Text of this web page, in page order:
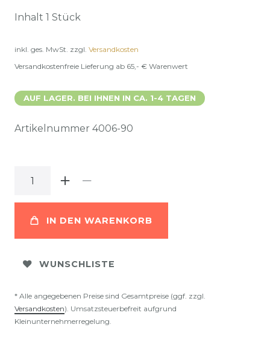
Inhalt 1 Stück
inkl. ges. MwSt. zzgl. Versandkosten
Versandkostenfreie Lieferung ab 65,- € Warenwert
AUF LAGER. BEI IHNEN IN CA. 1-4 TAGEN
Artikelnummer 4006-90
IN DEN WARENKORB
WUNSCHLISTE
* Alle angegebenen Preise sind Gesamtpreise (ggf. zzgl.
Versandkosten). Umsatzsteuerbefreit aufgrund
Kleinunternehmerregelung.